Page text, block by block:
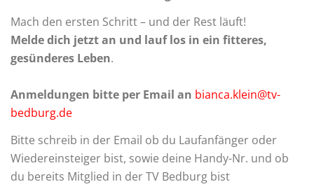
Mach den ersten Schritt – und der Rest läuft!
Melde dich jetzt an und lauf los in ein fitteres,
gesünderes Leben.
Anmeldungen bitte per Email an bianca.klein@tv-
bedburg.de
Bitte schreib in der Email ob du Laufanfänger oder
Wiedereinsteiger bist, sowie deine Handy-Nr. und ob
du bereits Mitglied in der TV Bedburg bist